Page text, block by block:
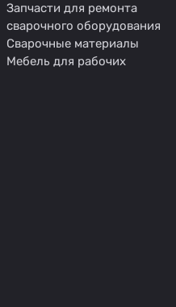
Запчасти для ремонта
сварочного оборудования
Сварочные материалы
Мебель для рабочих